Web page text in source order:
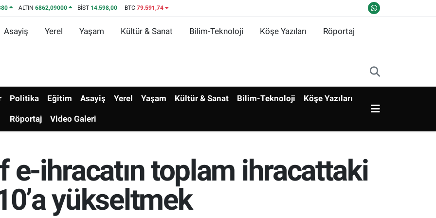
ALTIN 6862,09000 BİST 14.598,00 BTC 79.591,74
Asayiş Yerel Yaşam Kültür & Sanat Bilim-Teknoloji Köşe Yazıları Röportaj
Politika Eğitim Asayiş Yerel Yaşam Kültür & Sanat Bilim-Teknoloji Köşe Yazıları
Röportaj Video Galeri
e-ihracatın toplam ihracattaki
yükseltmek